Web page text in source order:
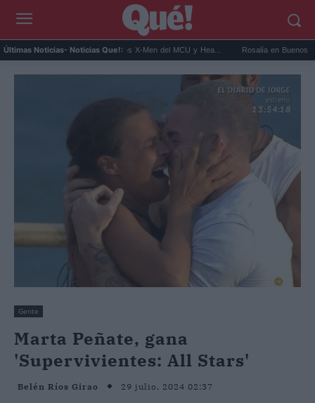
Últimas Noticias- Noticias Que!:
será Cíclope en los X-Men del MCU y Hea... Rosalía en Buenos Aires:
Gente
Marta Peñate, gana
'Supervivientes: All Stars'
Belén Ríos Girao 29 julio, 2024 02:37